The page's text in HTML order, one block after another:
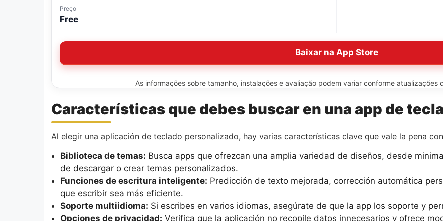
Preço
Free
Baixar na App Store
As informações sobre tamanho, instalações e avaliação podem variar conforme atualizações
Características que debes buscar en una app de
Al elegir una aplicación de teclado personalizado, hay varias características clave que vale la pena
Biblioteca de temas: Busca apps que ofrezcan una amplia variedad de diseños, desde
de descargar o crear temas personalizados.
Funciones de escritura inteligente: Predicción de texto mejorada, corrección automática
que escribir sea más eficiente.
Soporte multiidioma: Si escribes en varios idiomas, asegúrate de que la app los soporte y
Opciones de privacidad: Verifica que la aplicación no recopile datos innecesarios y ofrece